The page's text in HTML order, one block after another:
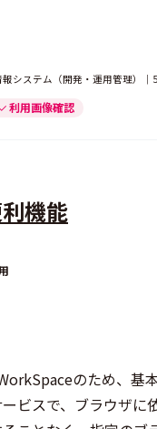
システム（開発・運用管理）
利用画像確認
機能
のため、基
ビスで、ブラウザ